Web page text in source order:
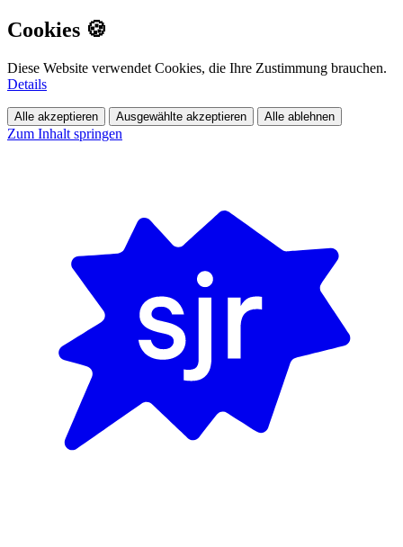
Cookies 🍪
Diese Website verwendet Cookies, die Ihre Zustimmung brauchen.
Details
Alle akzeptieren Ausgewählte akzeptieren Alle ablehnen
Zum Inhalt springen